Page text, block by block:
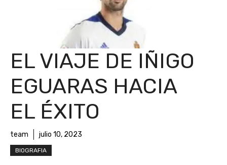
EL VIAJE DE IÑIGO
EGUARAS HACIA
EL ÉXITO
team julio 10, 2023
BIOGRAFIA